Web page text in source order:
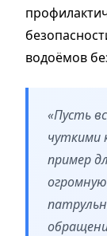
водоёмов
«Пусть
чуткими
пример